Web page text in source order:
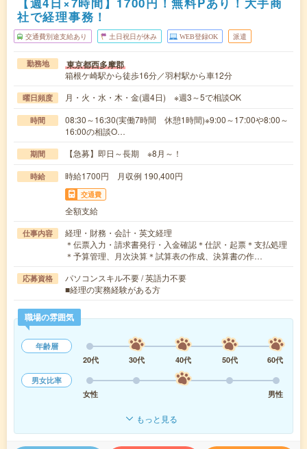
社で経理事務！
交通費別途支給あり 土日祝日が休み WEB登録OK 派遣
勤務地 東京都西多摩郡
箱根ケ崎駅から徒歩16分／羽村駅から車12分
曜日頻度 月・火・水・木・金(週4日) ※週3～5で相談OK
時間
08:30～16:30(実働7時間 休憩1時間)※9:00～17:00や8:00～
16:00の相談O…
期間 【急募】即日～長期 ※8月～！
時給 時給1700円 月収例 190,400円
交通費
全額支給
仕事内容
経理・財務・会計・英文経理
＊伝票入力・請求書発行・入金確認＊仕訳・起票＊支払処理
＊予算管理、月次決算＊試算表の作成、決算書の作…
応募資格
パソコンスキル不要 / 英語力不要
■経理の実務経験がある方
職場の雰囲気
年齢層
20代
30代 40代 50代
60代
男女比率
女性
男性
もっと見る